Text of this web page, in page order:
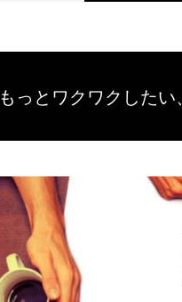
もっとワクワクしたい、